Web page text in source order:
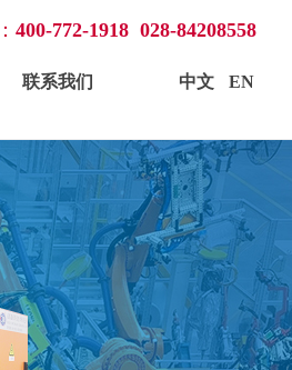
400-772-1918 028-84208558
中文 EN
联系我们